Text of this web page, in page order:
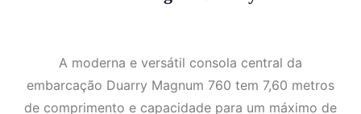
A moderna e versátil consola central da
embarcação Duarry Magnum 760 tem 7,60 metros
de comprimento e capacidade para um máximo de